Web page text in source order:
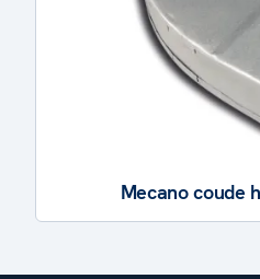
Mecano coude